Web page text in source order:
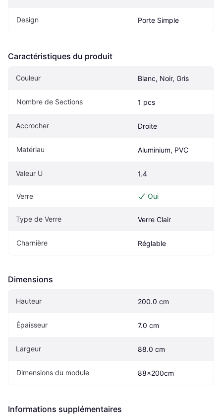
Design Porte Simple
Caractéristiques du produit
Couleur Blanc, Noir, Gris
Nombre de Sections 1 pcs
Accrocher Droite
Matériau Aluminium, PVC
Valeur U 1.4
Verre Oui
Type de Verre Verre Clair
Charnière Réglable
Dimensions
Hauteur 200.0 cm
Épaisseur 7.0 cm
Largeur 88.0 cm
Dimensions du module 88x200cm
Informations supplémentaires